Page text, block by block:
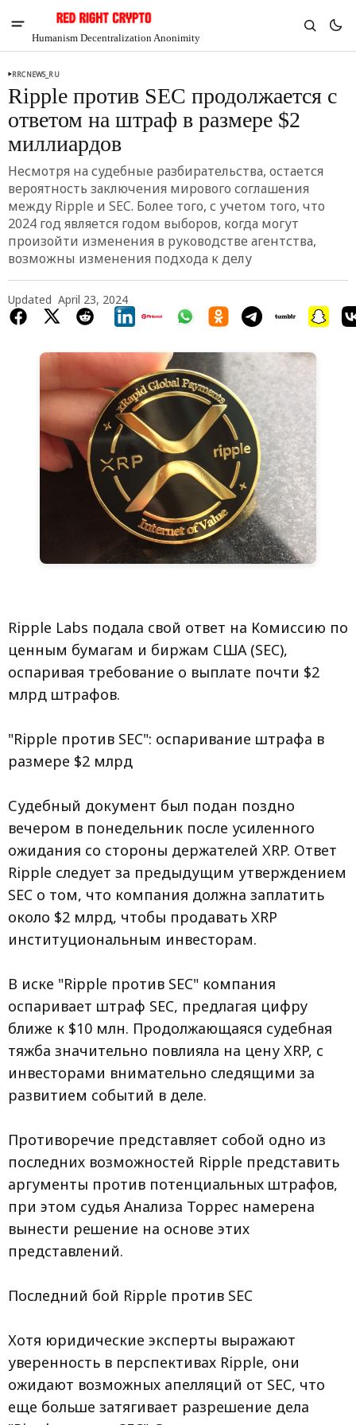
Humanism Decentralization Anonimity
Chia
$1.31
-5.18%
RRCNEWS_RU
Ripple против SEC продолжается с
ответом на штраф в размере $2
миллиардов
Несмотря на судебные разбирательства, остается
вероятность заключения мирового соглашения
между Ripple и SEC. Более того, с учетом того, что
2024 год является годом выборов, когда могут
произойти изменения в руководстве агентства,
возможны изменения подхода к делу
Updated April 23, 2024
Ripple Labs подала свой ответ на Комиссию по
ценным бумагам и биржам США (SEC),
оспаривая требование о выплате почти $2
млрд штрафов.
"Ripple против SEC": оспаривание штрафа в
размере $2 млрд
Судебный документ был подан поздно
вечером в понедельник после усиленного
ожидания со стороны держателей XRP. Ответ
Ripple следует за предыдущим утверждением
SEC о том, что компания должна заплатить
около $2 млрд, чтобы продавать XRP
институциональным инвесторам.
В иске "Ripple против SEC" компания
оспаривает штраф SEC, предлагая цифру
ближе к $10 млн. Продолжающаяся судебная
тяжба значительно повлияла на цену XRP, с
инвесторами внимательно следящими за
развитием событий в деле.
Противоречие представляет собой одно из
последних возможностей Ripple представить
аргументы против потенциальных штрафов,
при этом судья Анализа Торрес намерена
вынести решение на основе этих
представлений.
Последний бой Ripple против SEC
Хотя юридические эксперты выражают
уверенность в перспективах Ripple, они
ожидают возможных апелляций от SEC, что
еще больше затягивает разрешение дела